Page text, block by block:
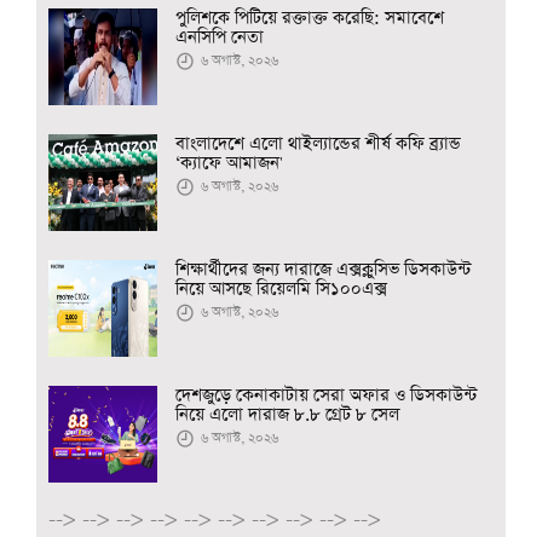
পুলিশকে পিটিয়ে রক্তাক্ত করেছি: সমাবেশে
এনসিপি নেতা
৬ অগাস্ট, ২০২৬
বাংলাদেশে এলো থাইল্যান্ডের শীর্ষ কফি ব্র্যান্ড
‘ক্যাফে আমাজন'
৬ অগাস্ট, ২০২৬
শিক্ষার্থীদের জন্য দারাজে এক্সক্লুসিভ ডিসকাউন্ট
নিয়ে আসছে রিয়েলমি সি১০০এক্স
৬ অগাস্ট, ২০২৬
দেশজুড়ে কেনাকাটায় সেরা অফার ও ডিসকাউন্ট
নিয়ে এলো দারাজ ৮.৮ গ্রেট ৮ সেল
৬ অগাস্ট, ২০২৬
--> --> --> --> --> --> --> --> --> -->